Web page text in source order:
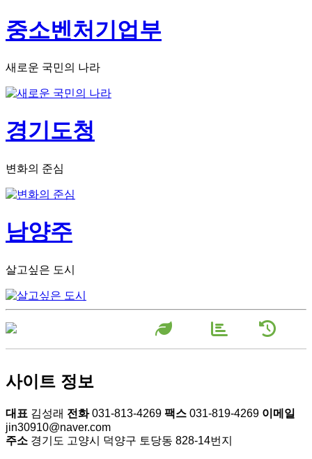
중소벤처기업부
새로운 국민의 나라
경기도청
변화의 준심
남양주
살고싶은 도시
혁
사이트 정보
대표 김성래 전화031-813-4269 팩스 031-819-4269 이메일
jin30910@naver.com
주소 경기도 고양시 덕양구 토당동 828-14번지